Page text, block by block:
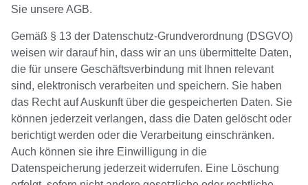
Sie unsere AGB.
Gemäß § 13 der Datenschutz-Grundverordnung (DSGVO)
weisen wir darauf hin, dass wir an uns übermittelte Daten,
die für unsere Geschäftsverbindung mit Ihnen relevant
sind, elektronisch verarbeiten und speichern. Sie haben
das Recht auf Auskunft über die gespeicherten Daten. Sie
können jederzeit verlangen, dass die Daten gelöscht oder
berichtigt werden oder die Verarbeitung einschränken.
Auch können sie ihre Einwilligung in die
Datenspeicherung jederzeit widerrufen. Eine Löschung